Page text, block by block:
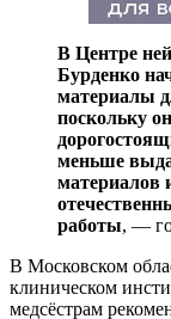
В Центре
Бурденко
материалы
поскольку
меньше
материалов
работы, —
В Московском
клиническом
медсёстрам